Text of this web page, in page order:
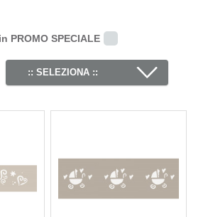
PROMO SPECIALE
:: SELEZIONA ::